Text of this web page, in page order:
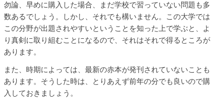
勿論、早めに購入した場合、まだ学校で習っていない問題も多
数あるでしょう。しかし、それでも構いません。この大学では
この分野が出題されやすいということを知った上で学ぶと、よ
り真剣に取り組むことになるので、それはそれで得るところが
あります。
また、時期によっては、最新の赤本が発刊されていないことも
あります。そうした時は、とりあえず前年の分でも良いので購
入しておきましょう。